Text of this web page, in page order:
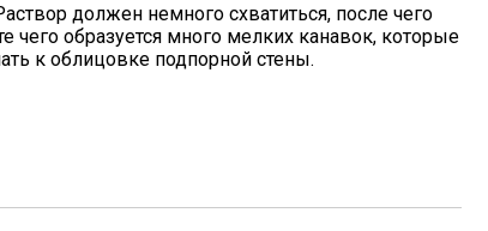
должен немного схватиться, после чего
чего образуется много мелких канавок, которые
к облицовке подпорной стены.